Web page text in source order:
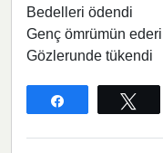
Bedelleri ödendi
Genç ömrümün ederi
Gözlerunde tükendi